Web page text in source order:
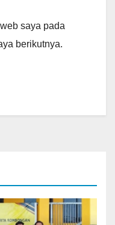
saya pada
berikutnya.